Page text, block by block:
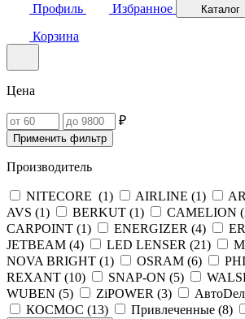
Профиль Избранное Каталог
Корзина
Цена
₽
Применить фильтр
Производитель
NITECORE (1) AIRLINE (1)
AVS (1) BERKUT (1) CAMELION (
CARPOINT (1) ENERGIZER (4)
JETBEAM (4) LED LENSER (21)
NOVA BRIGHT (1) OSRAM (6)
REXANT (10) SNAP-ON (5)
WUBEN (5) ZiPOWER (3)
КОСМОС (13) Привлеченные (8)